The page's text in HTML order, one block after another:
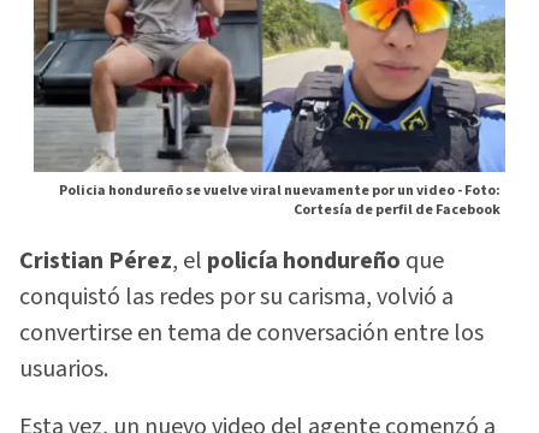
Policia hondureño se vuelve viral nuevamente por un video -Foto:
Cortesía de perfil de Facebook
Cristian Pérez, el policía hondureño que
conquistó las redes por su carisma, volvió a
convertirse en tema de conversación entre los
usuarios.